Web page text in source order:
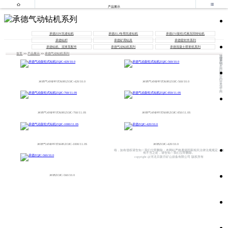

产品展示

承德ZDY坑道钻机 承德ZLJ专用坑道钻机 承德ZYJ架柱式液压回转钻机
承德钻杆 承德矿用钻具 承德密封件系列
承德钻机、泥浆泵配件 承德气动钻机系列 承德混凝土喷射机系列
首页 >> 产品展示 >>承德气动钻机系列
承德气动架柱式钻机ZQJC-420/10.0 承德气动架柱式钻机ZQJC-560/10.0
承德气动架柱式钻机ZQJC-760/11.0S 承德气动架柱式钻机ZQJC-850/11.0S
承德气动架柱式钻机ZQJC-1000/11.0S 承德ZQJC-420/10.0
承德ZQJC-560/10.0
法
律
声
明
本
网
站
部
分
内
容
来
源
于
网
络，如有侵权请告知！我们立即删除；本网站严格遵循国家相关法律法规规定，如
有不当之处，请告知！我们立即删除。
copyright @河北日新月矿山设备有限公司 版权所有